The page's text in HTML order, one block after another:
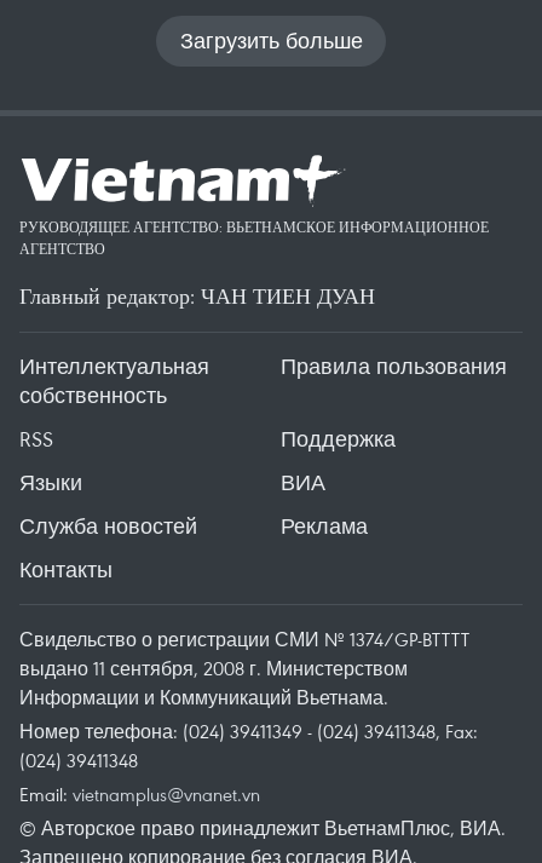
Загрузить больше
РУКОВОДЯЩЕЕ АГЕНТСТВО: ВЬЕТНАМСКОЕ ИНФОРМАЦИОННОЕ
АГЕНТСТВО
Главный редактор: ЧАН ТИЕН ДУАН
Интеллектуальная
собственность
Правила пользования
RSS
Поддержка
Языки
ВИА
Служба новостей
Реклама
Контакты
Свидельство о регистрации СМИ № 1374/GP-BTTTT
выдано 11 сентября, 2008 г. Министерством
Информации и Коммуникаций Вьетнама.
Номер телефона: (024) 39411349 - (024) 39411348, Fax:
(024) 39411348
Email: vietnamplus@vnanet.vn
© Авторское право принадлежит ВьетнамПлюс, ВИА.
Запрещено копирование без согласия ВИА.